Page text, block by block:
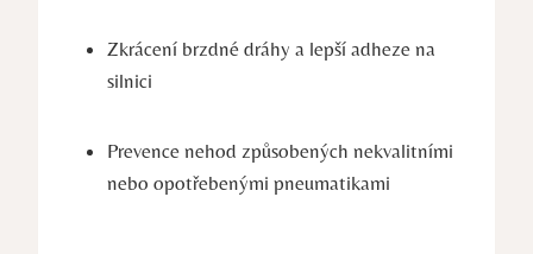
Zkrácení brzdné dráhy a lepší adheze na
silnici
Prevence nehod způsobených nekvalitními
nebo opotřebenými pneumatikami